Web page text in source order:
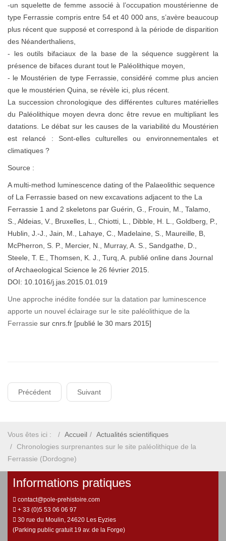
-un squelette de femme associé à l’occupation moustérienne de
type Ferrassie compris entre 54 et 40 000 ans, s’avère beaucoup
plus récent que supposé et correspond à la période de disparition
des Néanderthaliens,
- les outils bifaciaux de la base de la séquence suggèrent la
présence de bifaces durant tout le Paléolithique moyen,
- le Moustérien de type Ferrassie, considéré comme plus ancien
que le moustérien Quina, se révèle ici, plus récent.
La succession chronologique des différentes cultures matérielles
du Paléolithique moyen devra donc être revue en multipliant les
datations. Le débat sur les causes de la variabilité du Moustérien
est relancé : Sont-elles culturelles ou environnementales et
climatiques ?
Source :
A multi-method luminescence dating of the Palaeolithic sequence
of La Ferrassie based on new excavations adjacent to the La
Ferrassie 1 and 2 skeletons par Guérin, G., Frouin, M., Talamo,
S., Aldeias, V., Bruxelles, L., Chiotti, L., Dibble, H. L., Goldberg, P.,
Hublin, J.-J., Jain, M., Lahaye, C., Madelaine, S., Maureille, B,
McPherron, S. P., Mercier, N., Murray, A. S., Sandgathe, D.,
Steele, T. E., Thomsen, K. J., Turq, A. publié online dans Journal
of Archaeological Science le 26 février 2015.
DOI: 10.1016/j.jas.2015.01.019
Une approche inédite fondée sur la datation par luminescence
apporte un nouvel éclairage sur le site paléolithique de la
Ferrassie sur cnrs.fr [publié le 30 mars 2015]
Précédent Suivant
Vous êtes ici : Accueil
Actualités scientifiques
Chronologies surprenantes sur le site paléolithique de la
Ferrassie (Dordogne)
Informations pratiques
contact@pole-prehistoire.com
+ 33 (0)5 53 06 06 97
30 rue du Moulin, 24620 Les Eyzies
(Parking public gratuit 19 av. de la Forge)